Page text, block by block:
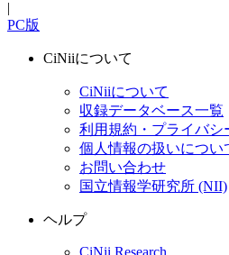
|
PC版
CiNiiについて
CiNiiについて
収録データベース一覧
利用規約・プライバシ
個人情報の扱いについ
お問い合わせ
国立情報学研究所 (NII)
ヘルプ
CiNii Research